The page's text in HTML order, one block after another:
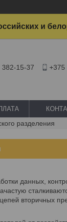
и
15-37 +375
разделения
данных,
вторичных